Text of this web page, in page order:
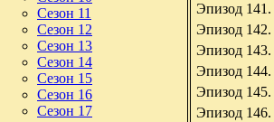
Сезон 11
Сезон 12
Сезон 13
Сезон 14
Сезон 15
Сезон 16
Сезон 17
Эпизод 141.
Эпизод 142.
Эпизод 143.
Эпизод 144.
Эпизод 145.
Эпизод 146.